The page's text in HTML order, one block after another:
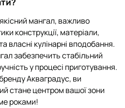
мангал, важливо
конструкції, матеріали,
власні кулінарні вподобання.
забезпечить стабільний
у процесі приготування.
Акваградус, ви
стане центром вашої зони
роками!